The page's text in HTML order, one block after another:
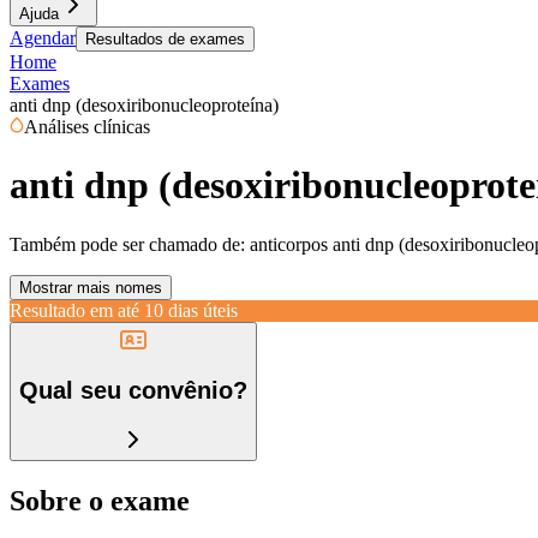
Ajuda
Agendar Resultados de exames
Home
Exames
anti dnp (desoxiribonucleoproteína)
Análises clínicas
anti dnp
Também pode ser chamado de: anticorpos anti dnp
Mostrar mais nomes
Resultado em até 10 dias úteis
Qual seu convênio?
Sobre o exame